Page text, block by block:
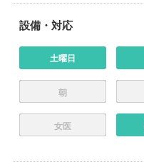
設備・対応
土曜日
朝
女医